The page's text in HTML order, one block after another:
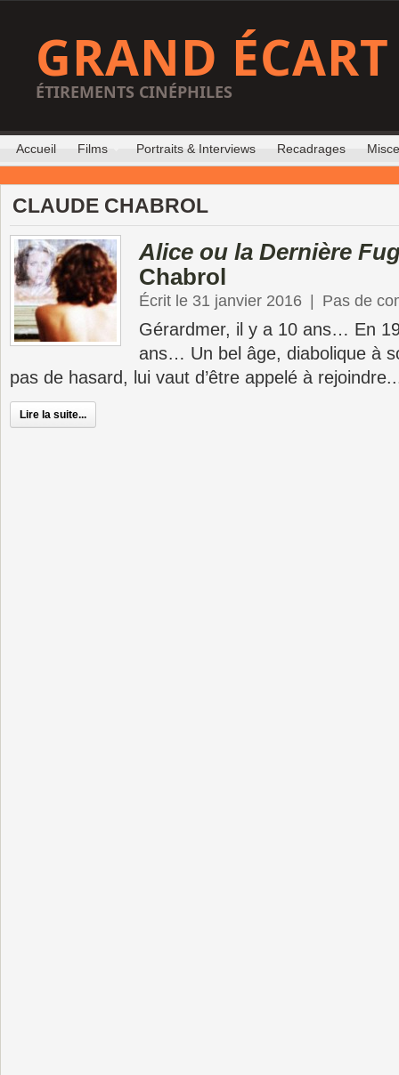
GRAND ÉCART
ÉTIREMENTS CINÉPHILES
Accueil Films Portraits & Interviews Recadrages
CLAUDE CHABROL
Alice ou la Dernière
Chabrol
Écrit le 31 janvier 2016 Pas de
Gérardmer, il y a 10 ans… En
ans… Un bel âge, diabolique à
pas de hasard, lui vaut d’être appelé à
Lire la suite...